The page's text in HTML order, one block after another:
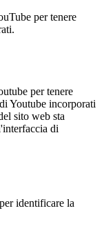
per tenere
per tenere
Youtube incorporati
sito web sta
di
identificare la